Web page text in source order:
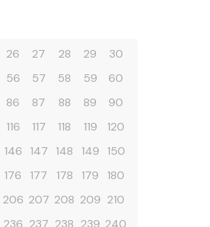
26 27 28 29
30
56 57 58 59
60
86 87 88 89
90
116 117 118 119
120
146 147 148 149
150
176 177 178 179
180
206 207 208 209 210
236 237 238 239 240